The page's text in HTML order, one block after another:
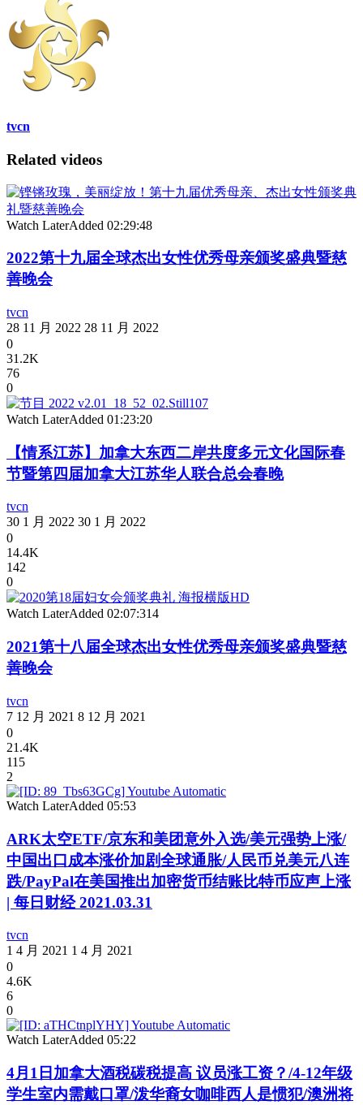
tvcn
Related videos
Watch LaterAdded 02:29:48
2022第十九届全球杰出女性优秀母亲颁奖盛典暨慈
善晚会
tvcn
28 11 月 2022 28 11 月 2022
0
31.2K
76
0
Watch LaterAdded 01:23:20
【情系江苏】加拿大东西二岸共度多元文化国际春
节暨第四届加拿大江苏华人联合总会春晚
tvcn
30 1 月 2022 30 1 月 2022
0
14.4K
142
0
Watch LaterAdded 02:07:314
2021第十八届全球杰出女性优秀母亲颁奖盛典暨慈
善晚会
tvcn
7 12 月 2021 8 12 月 2021
0
21.4K
115
2
Watch LaterAdded 05:53
ARK太空ETF/京东和美团意外入选/美元强势上涨/
中国出口成本涨价加剧全球通胀/人民币兑美元八连
跌/PayPal在美国推出加密货币结账比特币应声上涨
| 每日财经 2021.03.31
tvcn
1 4 月 2021 1 4 月 2021
0
4.6K
6
0
Watch LaterAdded 05:22
4月1日加拿大酒税碳税提高 议员涨工资？/4-12年级
学生室内需戴口罩/泼华裔女咖啡西人是惯犯/澳洲将